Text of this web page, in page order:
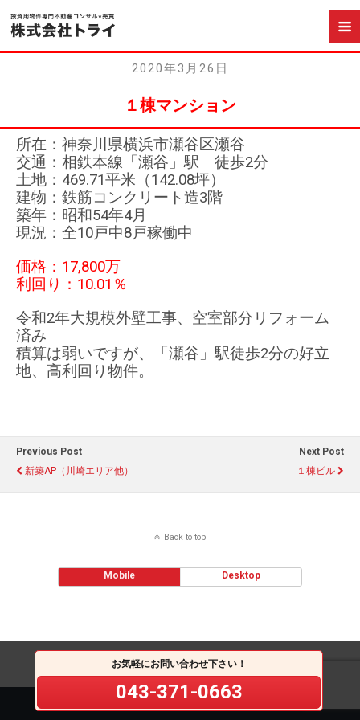
2020年3月26日
１棟マンション
所在：神奈川県横浜市瀬谷区瀬谷
交通：相鉄本線「瀬谷」駅 徒歩2分
土地：469.71平米（142.08坪）
建物：鉄筋コンクリート造3階
築年：昭和54年4月
現況：全10戸中8戸稼働中
価格：17,800万
利回り：10.01％
令和2年大規模外壁工事、空室部分リフォーム
済み
積算は弱いですが、「瀬谷」駅徒歩2分の好立
地、高利回り物件。
Previous Post
新築AP（川崎エリア他）
Next Post
１棟ビル
Back to top
Mobile Desktop
お気軽にお問い合わせ下さい！
043-371-0663